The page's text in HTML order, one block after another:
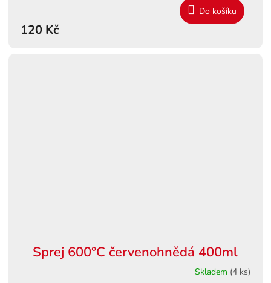
120 Kč
Do košíku
Sprej 600°C červenohnědá 400ml
Skladem (4 ks)